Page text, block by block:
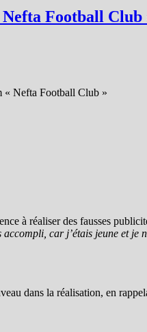
Football Club
« Nefta Football Club »
à réaliser des fausses
accompli, car j’étais jeune et je
dans la réalisation, en